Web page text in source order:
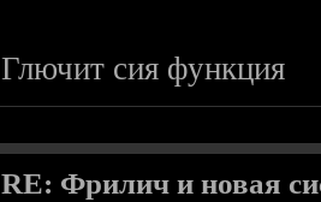
Глючит сия функция
RE: Фрилич и новая